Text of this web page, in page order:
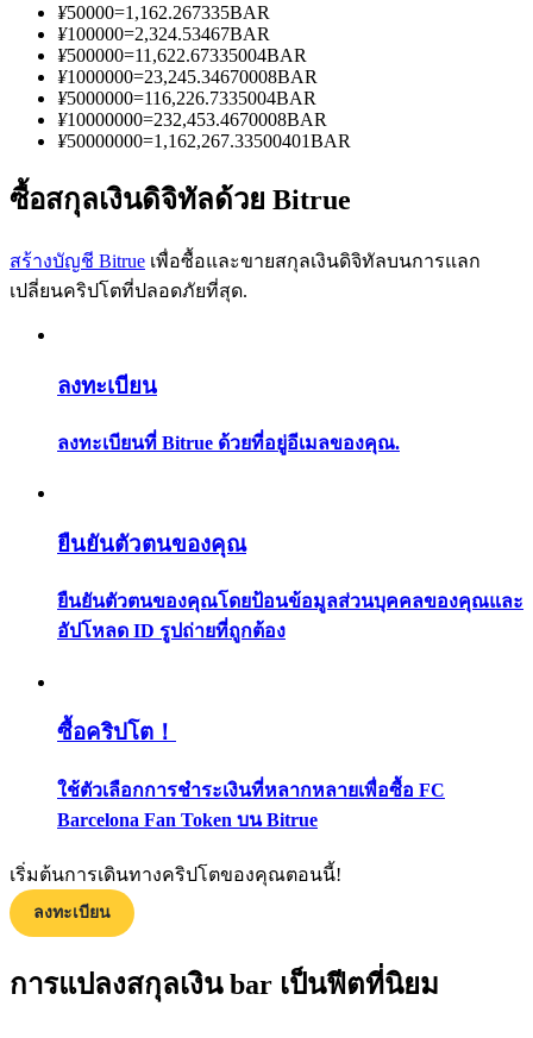
คู่มือเริ่มต้นฟิวเจอร์ส
กลยุทธ์การซื้อขาย
¥50000=1,162.267335BAR
¥100000=2,324.53467BAR
¥500000=11,622.67335004BAR
¥1000000=23,245.34670008BAR
¥5000000=116,226.7335004BAR
¥10000000=232,453.4670008BAR
¥50000000=1,162,267.33500401BAR
ซื้อสกุลเงินดิจิทัลด้วย Bitrue
สร้างบัญชี Bitrue เพื่อซื้อและขายสกุลเงินดิจิทัลบนการแลก
เปลี่ยนคริปโตที่ปลอดภัยที่สุด.
ลงทะเบียน
ลงทะเบียนที่ Bitrue ด้วยที่อยู่อีเมลของคุณ.
ยืนยันตัวตนของคุณ
ยืนยันตัวตนของคุณโดยป้อนข้อมูลส่วนบุคคลของคุณและ
อัปโหลด ID รูปถ่ายที่ถูกต้อง
ซื้อคริปโต！
ใช้ตัวเลือกการชำระเงินที่หลากหลายเพื่อซื้อ FC
Barcelona Fan Token บน Bitrue
เริ่มต้นการเดินทางคริปโตของคุณตอนนี้!
ลงทะเบียน
การแปลงสกุลเงิน bar เป็นฟีตที่นิยม